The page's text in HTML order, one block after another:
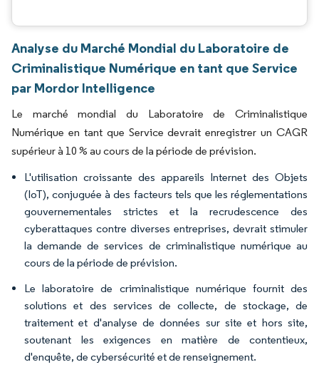
Analyse du Marché Mondial du Laboratoire de
Criminalistique Numérique en tant que Service
par Mordor Intelligence
Le marché mondial du Laboratoire de Criminalistique
Numérique en tant que Service devrait enregistrer un CAGR
supérieur à 10 % au cours de la période de prévision.
L'utilisation croissante des appareils Internet des Objets
(IoT), conjuguée à des facteurs tels que les réglementations
gouvernementales strictes et la recrudescence des
cyberattaques contre diverses entreprises, devrait stimuler
la demande de services de criminalistique numérique au
cours de la période de prévision.
Le laboratoire de criminalistique numérique fournit des
solutions et des services de collecte, de stockage, de
traitement et d'analyse de données sur site et hors site,
soutenant les exigences en matière de contentieux,
d'enquête, de cybersécurité et de renseignement.